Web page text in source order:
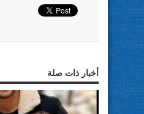
أخبار ذات صلة